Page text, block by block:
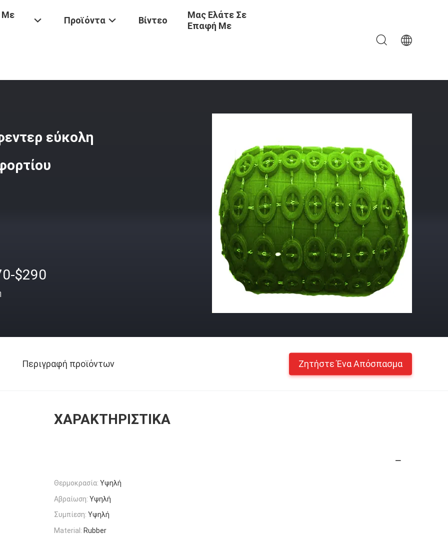
Με
Προϊόντα Βίντεο
Μας Ελάτε Σε
Επαφή Με
εύκολη
$290
Περιγραφή προϊόντων Ζητήστε Ένα Απόσπασμα
ΧΑΡΑΚΤΗΡΙΣΤΙΚΆ
Θερμοκρασία: Υψηλή
Αβραίωση: Υψηλή
Συμπίεση: Υψηλή
Material: Rubber